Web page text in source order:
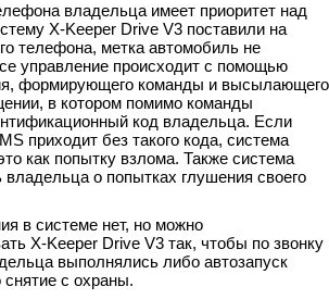
владельца имеет приоритет над
X-Keeper Drive V3 поставили на
телефона, метка автомобиль не
управление происходит с помощью
формирующего команды и высылающего
в котором помимо команды
код владельца. Если
приходит без такого кода, система
как попытку взлома. Также система
о попытках глушения своего
в системе нет, но можно
X-Keeper Drive V3 так, чтобы по звонку
выполнялись либо автозапуск
снятие с охраны.